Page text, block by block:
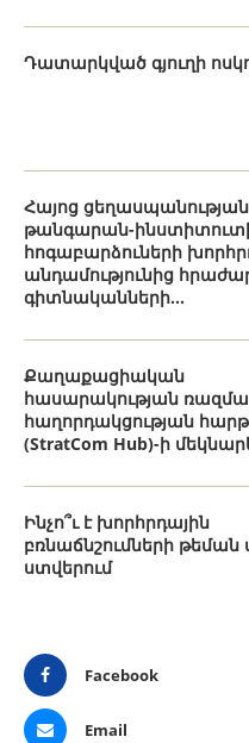
Դատարկված գյուղի
Հայոց ցեղասպանության
թանգարան-
հոգաբարձուների
անդամությունից
գիտնականների...
Քաղաքացիական
հասարակության
հաղորդակցության
(StratCom Hub)-ի
Ինչո՞ւ է խորհրդային
բռնաճնշումների թեման
ստվերում
Facebook
Email